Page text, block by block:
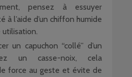
pensez à essuyer
à l’aide d’un chiffon humide
utilisation.
un capuchon “collé” d’un
un casse-noix, cela
force au geste et évite de